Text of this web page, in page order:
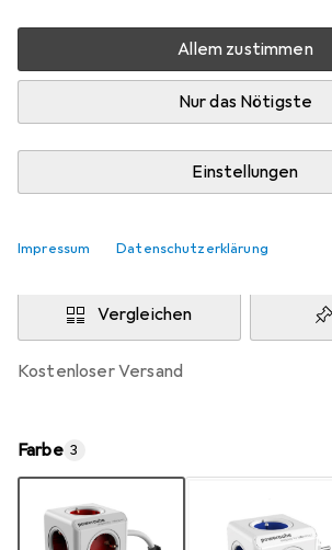
Allem zustimmen
Nur das Nötigste
Einstellungen
Impressum Datenschutzerklärung
Mehr als 10 Stück an Lager beim
Lieferort angeben für genaue
StockNet ConnectFR
In den Warenkorb
Vergleichen
kostenloser Versand
Farbe 3